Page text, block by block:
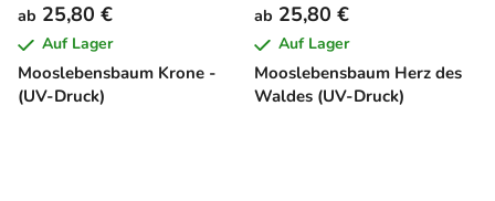
Mooslebensbaum Krone -
(UV-Druck)
ab 25,80 €
Auf Lager
Mooslebensbaum Herz des
Waldes (UV-Druck)
ab 25,80 €
Auf Lager